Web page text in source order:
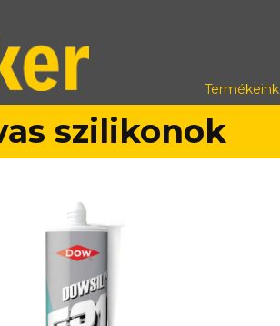
Termékeink
szilikonok